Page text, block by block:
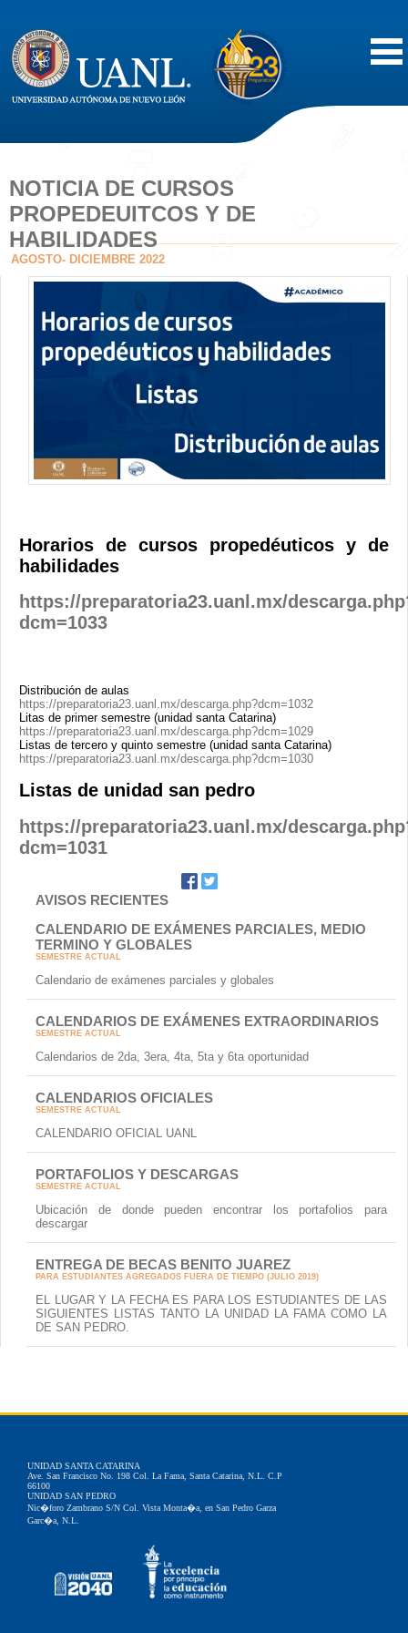
Acerca de
Oferta Educativa
Vida Estudiantil
Servicios
NOTICIA DE CURSOS
PROPEDEUITCOS Y DE
HABILIDADES
AGOSTO- DICIEMBRE 2022
Horarios de cursos propedéuticos y de
habilidades
https://preparatoria23.uanl.mx/
dcm=1033
Distribución de aulas
https://preparatoria23.uanl.mx/descarga.php?dcm=1032
Litas de primer semestre (unidad santa Catarina)
https://preparatoria23.uanl.mx/descarga.php?dcm=1029
Listas de tercero y quinto semestre (unidad santa Catarina)
https://preparatoria23.uanl.mx/descarga.php?dcm=1030
Listas de unidad san pedro
https://preparatoria23.uanl.mx/
dcm=1031
AVISOS RECIENTES
CALENDARIO DE EXÁMENES PARCIALES, MEDIO
TERMINO Y GLOBALES
SEMESTRE ACTUAL
Calendario de exámenes parciales y globales
CALENDARIOS DE EXÁMENES EXTRAORDINARIOS
SEMESTRE ACTUAL
Calendarios de 2da, 3era, 4ta, 5ta y 6ta oportunidad
CALENDARIOS OFICIALES
SEMESTRE ACTUAL
CALENDARIO OFICIAL UANL
PORTAFOLIOS Y DESCARGAS
SEMESTRE ACTUAL
Ubicación de donde pueden encontrar los portafolios para
descargar
ENTREGA DE BECAS BENITO JUAREZ
PARA ESTUDIANTES AGREGADOS FUERA DE TIEMPO (JULIO 2019)
EL LUGAR Y LA FECHA ES PARA LOS ESTUDIANTES DE LAS
SIGUIENTES LISTAS TANTO LA UNIDAD LA FAMA COMO LA
DE SAN PEDRO.
UNIDAD SANTA CATARINA
Ave. San Francisco No. 198 Col. La Fama, Santa Catarina, N.L. C.P
66100
UNIDAD SAN PEDRO
Nic�foro Zambrano S/N Col. Vista Monta�a, en San Pedro Garza
Garc�a, N.L.